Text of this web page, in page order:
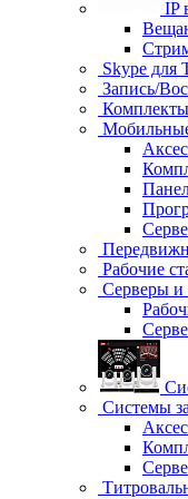
IP
Skype для
Запись/
Рабочие
Серверы и
Системы